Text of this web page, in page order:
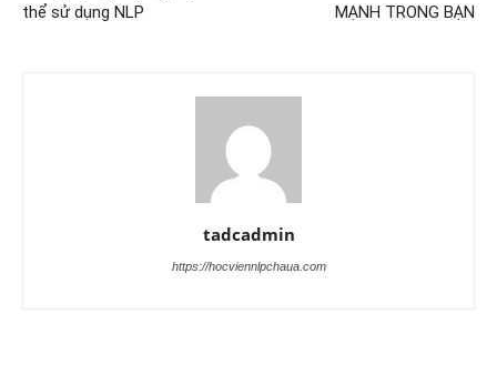
thể sử dụng NLP
MẠNH TRONG BẠN
tadcadmin
https://hocviennlpchaua.com